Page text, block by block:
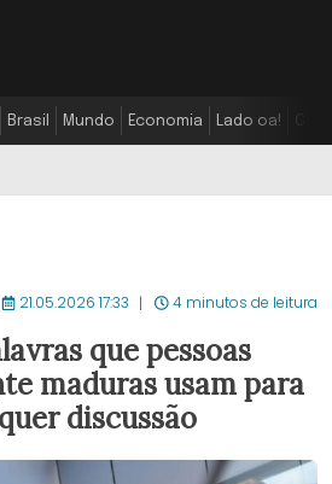
Brasil Mundo Economia Lado oa!
21.05.2026 17:33 4 minutos de leitura
que pessoas
maduras usam para
discussão